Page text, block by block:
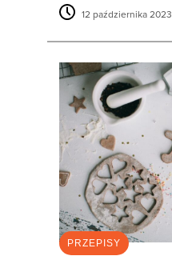
12 października 2023
PRZEPISY